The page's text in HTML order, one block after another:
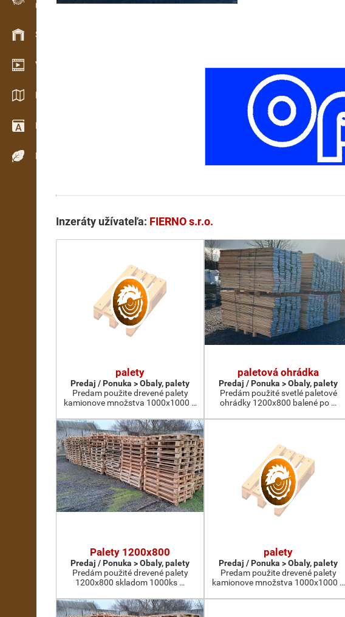
Evidencia dreva v teréne
Skladové hospodárstvo
Video showroom
Katalógy / Brožúry
Drevársky slovník
Dreviny
Inzeráty užívateľa: FIERNO s.r.o.
palety
Predaj / Ponuka > Obaly, palety
Predam použite drevené palety
kamionove množstva 1000x1000 …
paletová ohrádka
Predaj / Ponuka > Obaly, palety
Predám použité svetlé paletové
ohrádky 1200x800 balené po …
Palety 1200x800
Predaj / Ponuka > Obaly, palety
Predám použité drevené palety
1200x800 skladom 1000ks …
palety
Predaj / Ponuka > Obaly, palety
Predam použite drevené palety
kamionove množstva 1000x1000 …